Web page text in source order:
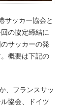
サッカー協会と
の協定締結に
サッカーの発
概要は下記の
、フランスサッ
協会、ドイツ